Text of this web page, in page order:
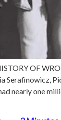
OF
Serafinowicz,
nearly one